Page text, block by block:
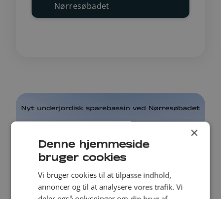
Nørresøbadet
×
Denne hjemmeside
bruger cookies
Vi bruger cookies til at tilpasse indhold,
annoncer og til at analysere vores trafik. Vi